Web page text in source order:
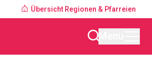
Übersicht Regionen & Pfarreien